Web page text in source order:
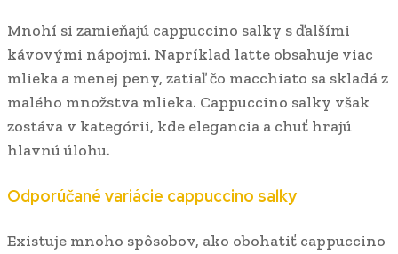
Mnohí si zamieňajú cappuccino salky s ďalšími
kávovými nápojmi. Napríklad latte obsahuje viac
mlieka a menej peny, zatiaľ čo macchiato sa skladá z
malého množstva mlieka. Cappuccino salky však
zostáva v kategórii, kde elegancia a chuť hrajú
hlavnú úlohu.
Odporúčané variácie cappuccino salky
Existuje mnoho spôsobov, ako obohatiť cappuccino